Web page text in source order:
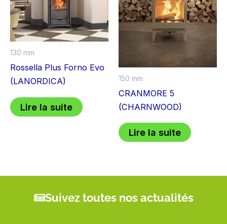
130 mm
Rossella Plus Forno Evo
(LANORDICA)
Lire la suite
150 mm
CRANMORE 5
(CHARNWOOD)
Lire la suite
Suivez toutes nos actualités